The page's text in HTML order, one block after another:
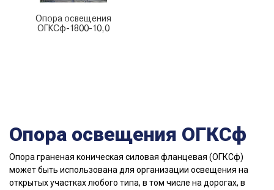
Опора освещения
ОГКСф-1800-10,0
Опора освещения ОГКСф
Опора граненая коническая силовая фланцевая (ОГКСф)
может быть использована для организации освещения на
открытых участках любого типа, в том числе на дорогах, в